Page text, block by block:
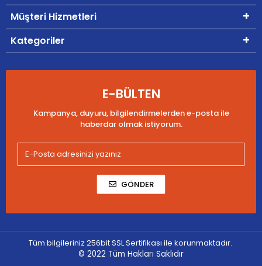
Müşteri Hizmetleri
Kategoriler
E-BÜLTEN
Kampanya, duyuru, bilgilendirmelerden e-posta ile
haberdar olmak istiyorum.
GÖNDER
Tüm bilgileriniz 256bit SSL Sertifikası ile korunmaktadır.
© 2022 Tüm Hakları Saklıdır